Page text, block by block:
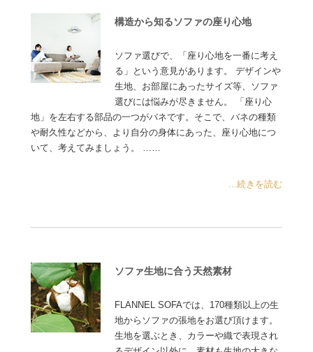
構造から知るソファの座り心地
ソファ選びで、「座り心地を一番に考え
る」という意見があります。 デザインや
生地、お部屋にあったサイズ等、ソファ
選びには悩みが尽きません。 「座り心
地」を左右する部品の一つがバネです。そこで、バネの種類
や耐久性などから、より自分の身体にあった、座り心地につ
いて、考えてみましょう。 ……
...続きを読む
ソファ生地に合う天然素材
FLANNEL SOFAでは、170種類以上の生
地からソファの張地をお選び頂けます。
生地を選ぶとき、カラーや織で表現され